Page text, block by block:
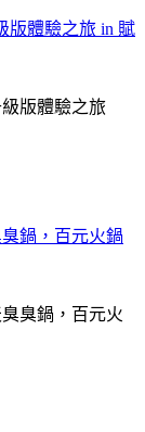
版體驗之旅 in 賦
鍋，百元火鍋